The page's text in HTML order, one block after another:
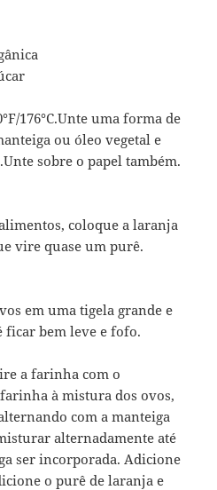
176°C.Unte uma forma de
ou óleo vegetal e
sobre o papel também.
coloque a laranja
vire quase um purê.
em uma tigela grande e
ficar bem leve e fofo.
a farinha com o
à mistura dos ovos,
com a manteiga
alternadamente até
ser incorporada. Adicione
o purê de laranja e